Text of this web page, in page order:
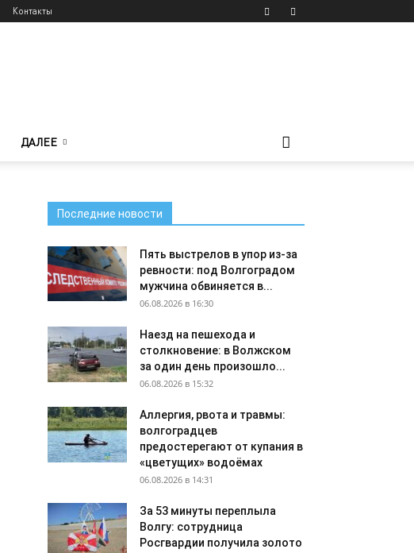
Контакты
ДАЛЕЕ
Последние новости
Пять выстрелов в упор из-за
ревности: под Волгоградом
мужчина обвиняется в...
06.08.2026 в 16:30
Наезд на пешехода и
столкновение: в Волжском
за один день произошло...
06.08.2026 в 15:32
Аллергия, рвота и травмы:
волгоградцев
предостерегают от купания в
«цветущих» водоёмах
06.08.2026 в 14:31
За 53 минуты переплыла
Волгу: сотрудница
Росгвардии получила золото